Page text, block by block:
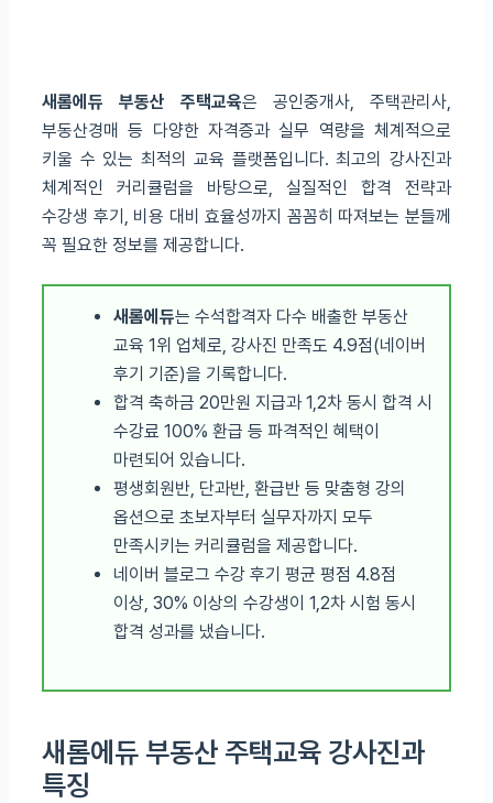
새롬에듀 부동산 주택교육은 공인중개사, 주택관리사,
부동산경매 등 다양한 자격증과 실무 역량을 체계적으로
키울 수 있는 최적의 교육 플랫폼입니다. 최고의 강사진과
체계적인 커리큘럼을 바탕으로, 실질적인 합격 전략과
수강생 후기, 비용 대비 효율성까지 꼼꼼히 따져보는 분들께
꼭 필요한 정보를 제공합니다.
새롬에듀는 수석합격자 다수 배출한 부동산
교육 1위 업체로, 강사진 만족도 4.9점(네이버
후기 기준)을 기록합니다.
합격 축하금 20만원 지급과 1,2차 동시 합격 시
수강료 100% 환급 등 파격적인 혜택이
마련되어 있습니다.
평생회원반, 단과반, 환급반 등 맞춤형 강의
옵션으로 초보자부터 실무자까지 모두
만족시키는 커리큘럼을 제공합니다.
네이버 블로그 수강 후기 평균 평점 4.8점
이상, 30% 이상의 수강생이 1,2차 시험 동시
합격 성과를 냈습니다.
새롬에듀 부동산 주택교육 강사진과
특징